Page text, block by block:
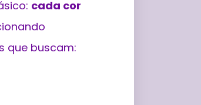
cada cor
que buscam: